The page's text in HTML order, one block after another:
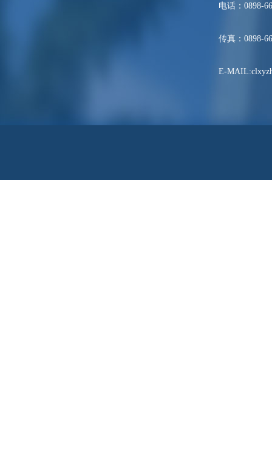
电话：0898-
传真：0898-
E-